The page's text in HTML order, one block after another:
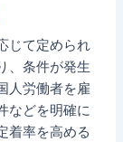
じて定められ
、条件が発生
人労働者を雇
などを明確に
着率を高める